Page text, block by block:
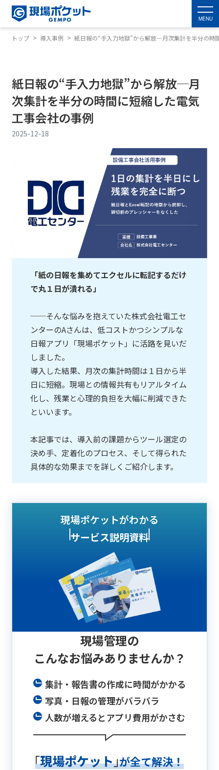
MENU
トップ 導入事例 紙日報の“手入力地獄”から解放─月次集計を半分の時
紙日報の“手入力地獄”から解放─月
次集計を半分の時間に短縮した電気
工事会社の事例
2025-12-18
「紙の日報を集めてエクセルに転記するだけ
で丸１日が潰れる」
──そんな悩みを抱えていた株式会社電工セ
ンターのAさんは、低コストかつシンプルな
日報アプリ「現場ポケット」に活路を見いだ
しました。
導入した結果、月次の集計時間は１日から半
日に短縮。現場との情報共有もリアルタイム
化し、残業と心理的負担を大幅に削減できた
といいます。
本記事では、導入前の課題からツール選定の
決め手、定着化のプロセス、そして得られた
具体的な効果までを詳しくご紹介します。
現場ポケットがわかる
サービス説明資料
現場管理の
こんなお悩みありませんか？
集計・報告書の作成に時間がかかる
写真・日報の管理がバラバラ
人数が増えるとアプリ費用がかさむ
「現場ポケット」
が全て解決！